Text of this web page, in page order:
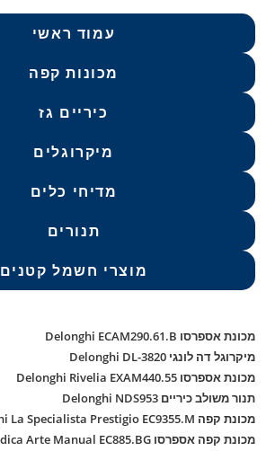
עמוד ראשי
מכונות קפה
כיריים גז
מיקרוגלים
מדיחי כלים
תנורים
מוצרי חשמל קטנים
מכונת אספרסו Delonghi ECAM290.61.B
מיקרוגל דה לונגי Delonghi DL-3820
מכונת אספרסו Delonghi Rivelia EXAM440.55
תנור משולב כיריים Delonghi NDS953
מכונת קפה Delonghi La Specialista Prestigio EC9355.M
מכונת קפה אספרסו Delonghi Dedica Arte Manual EC885.BG